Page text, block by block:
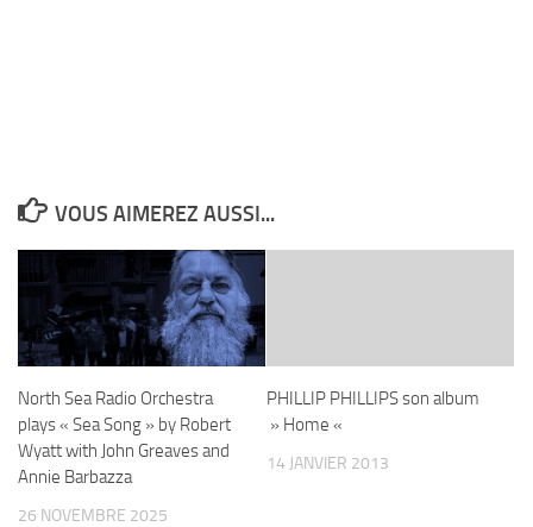
VOUS AIMEREZ AUSSI...
North Sea Radio Orchestra
plays « Sea Song » by Robert
Wyatt with John Greaves and
Annie Barbazza
26 NOVEMBRE 2025
PHILLIP PHILLIPS son album
» Home «
14 JANVIER 2013